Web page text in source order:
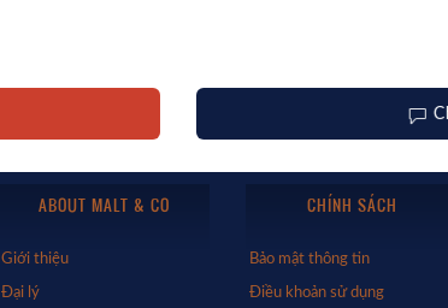
ABOUT MALT & CO
Giới thiệu
Đại lý
CHÍNH SÁCH
Bảo mật thông tin
Điều khoản sử dụng